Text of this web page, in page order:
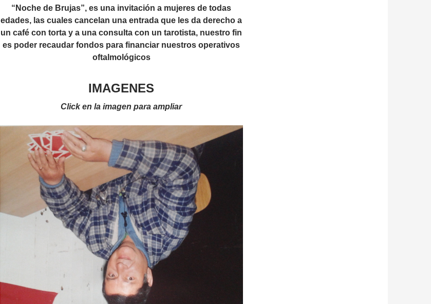
“Noche de Brujas”, es una invitación a mujeres de todas
edades, las cuales cancelan una entrada que les da derecho a
un café con torta y a una consulta con un tarotista, nuestro fin
es poder recaudar fondos para financiar nuestros operativos
oftalmológicos
IMAGENES
Click en la imagen para ampliar